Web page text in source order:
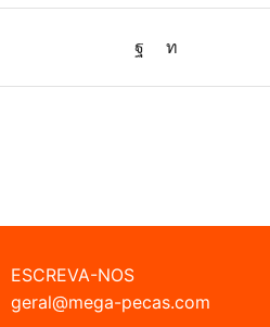
ESCREVA-NOS
geral@mega-pecas.com